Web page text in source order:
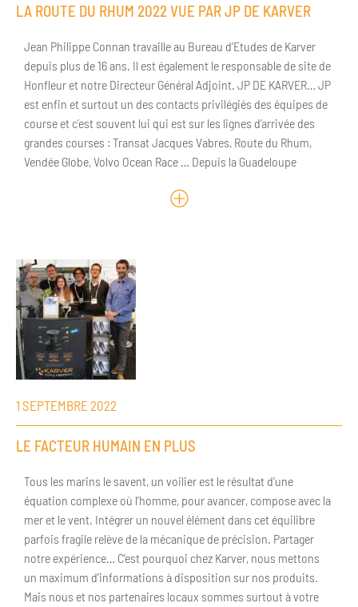
LA ROUTE DU RHUM 2022 VUE PAR JP DE KARVER
Jean Philippe Connan travaille au Bureau d’Etudes de Karver
depuis plus de 16 ans. Il est également le responsable de site de
Honfleur et notre Directeur Général Adjoint. JP DE KARVER… JP
est enfin et surtout un des contacts privilégiés des équipes de
course et c’est souvent lui qui est sur les lignes d’arrivée des
grandes courses : Transat Jacques Vabres, Route du Rhum,
Vendée Globe, Volvo Ocean Race … Depuis la Guadeloupe
1 SEPTEMBRE 2022
LE FACTEUR HUMAIN EN PLUS
Tous les marins le savent, un voilier est le résultat d’une
équation complexe où l’homme, pour avancer, compose avec la
mer et le vent. Intégrer un nouvel élément dans cet équilibre
parfois fragile relève de la mécanique de précision. Partager
notre expérience… C’est pourquoi chez Karver, nous mettons
un maximum d’informations à disposition sur nos produits.
Mais nous et nos partenaires locaux sommes surtout à votre